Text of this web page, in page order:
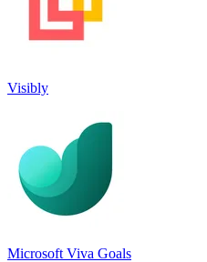
Visibly
Microsoft Viva Goals